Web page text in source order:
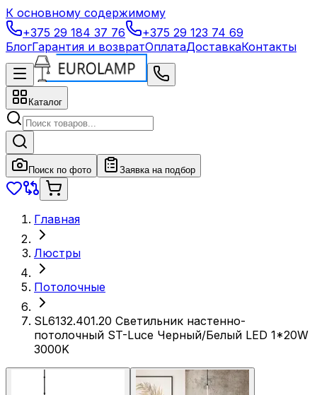
К основному содержимому
+375 29 184 37 76
+375 29 123 74 69
БлогГарантия и возвратОплатаДоставкаКонтакты
Каталог
Поиск по фото Заявка на подбор
Главная
Люстры
Потолочные
SL6132.401.20 Светильник настенно-
потолочный ST-Luce Черный/Белый LED 1*20W
3000K